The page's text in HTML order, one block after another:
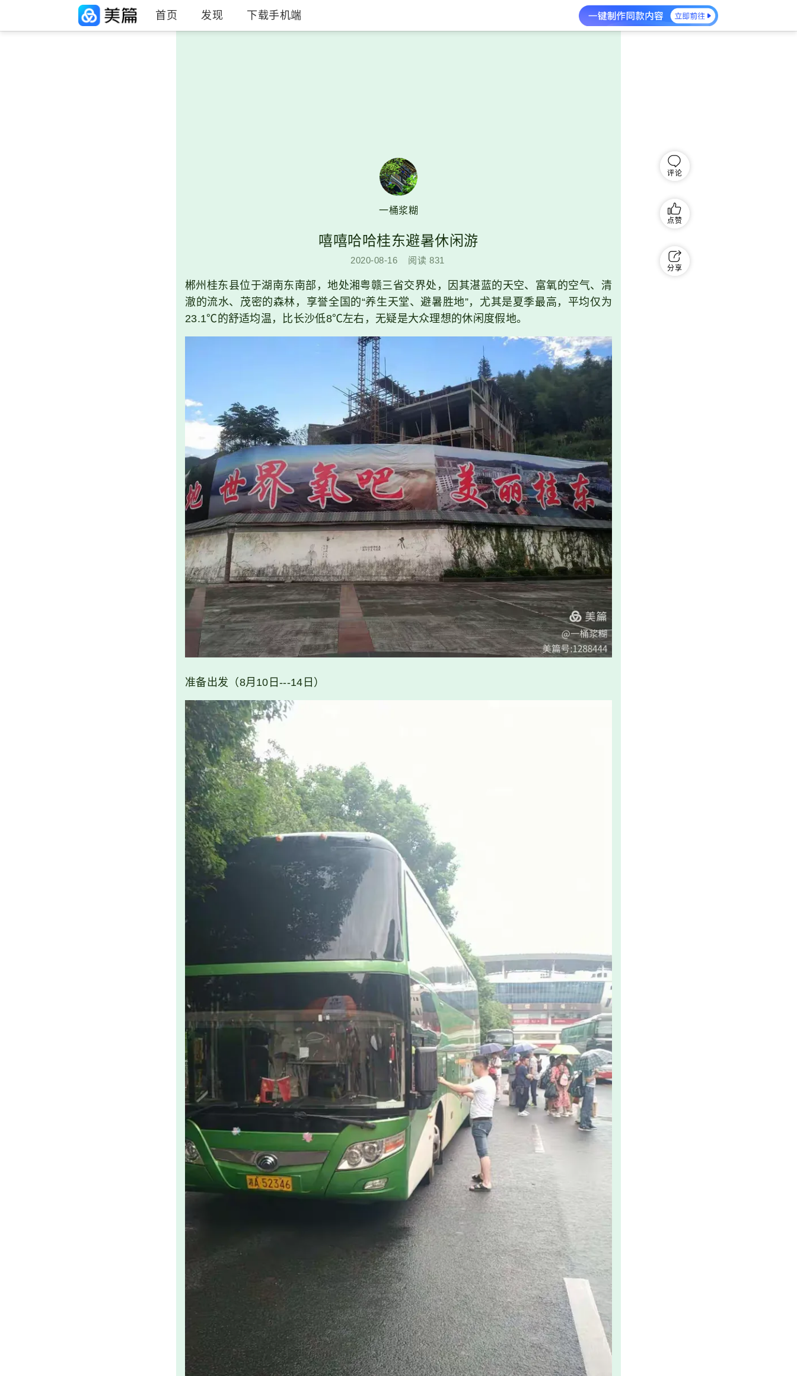
首页 发现 下载手机端
一桶浆糊
嘻嘻哈哈桂东避暑休闲游
2020-08-16 阅读 831
郴州桂东县位于湖南东南部，地处湘粤赣三省交界处，因其湛蓝的天空、富氧的空气、清
澈的流水、茂密的森林，享誉全国的“养生天堂、避暑胜地”，尤其是夏季最高，平均仅为
23.1℃的舒适均温，比长沙低8℃左右，无疑是大众理想的休闲度假地。
准备出发（8月10日---14日）
评论
点赞
分享